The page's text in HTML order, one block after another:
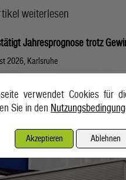
weiterlesen
Jahresprognose trotz
2026, Karlsruhe
verwendet Cookies für
Sie in den
Akzeptieren Ablehnen